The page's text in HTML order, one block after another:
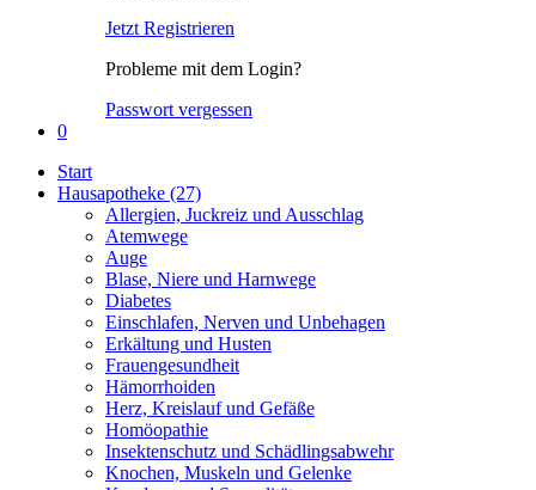
Jetzt Registrieren
Probleme mit dem Login?
Passwort vergessen
0
Start
Hausapotheke (27)
Allergien, Juckreiz und Ausschlag
Atemwege
Auge
Blase, Niere und Harnwege
Diabetes
Einschlafen, Nerven und Unbehagen
Erkältung und Husten
Frauengesundheit
Hämorrhoiden
Herz, Kreislauf und Gefäße
Homöopathie
Insektenschutz und Schädlingsabwehr
Knochen, Muskeln und Gelenke